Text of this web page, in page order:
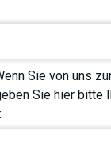
Sie von uns
Sie hier bitte